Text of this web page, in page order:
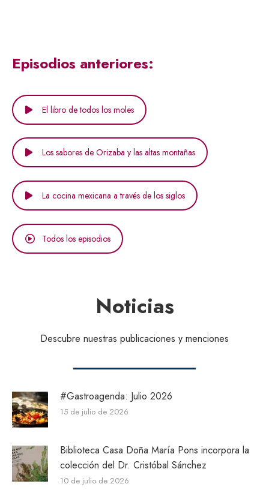
Episodios anteriores:
El libro de todos los moles
Los sabores de Orizaba y las altas montañas
La cocina mexicana a través de los siglos
Todos los episodios
Noticias
Descubre nuestras publicaciones y menciones
#Gastroagenda: Julio 2026
15 de julio de 2026
Biblioteca Casa Doña María Pons incorpora la
colección del Dr. Cristóbal Sánchez
10 de julio de 2026